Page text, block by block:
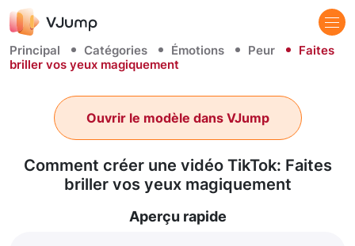
Principal Catégories Émotions Peur
Faites
briller vos yeux magiquement
Comment créer une vidéo TikTok: Faites
briller vos yeux magiquement
Ouvrir le modèle dans VJump
Aperçu rapide